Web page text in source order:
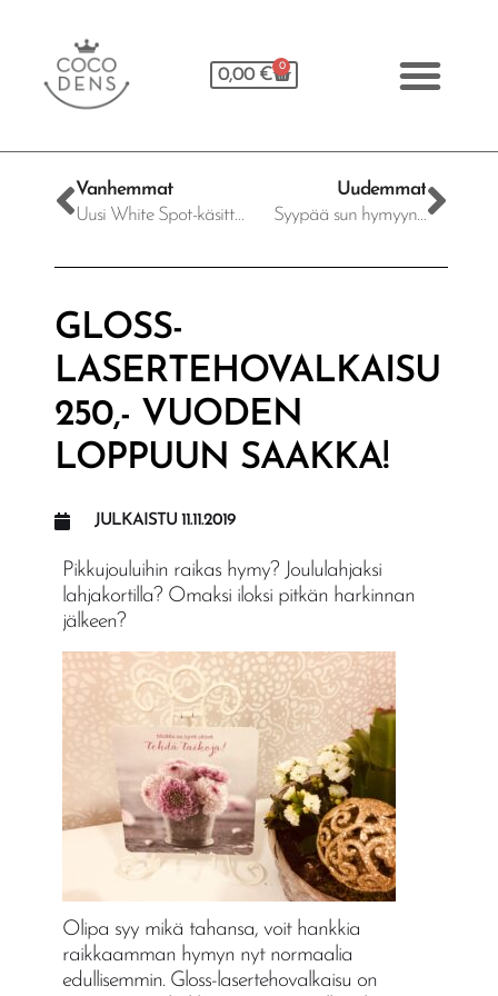
0,00 € 0
Vanhemmat
Uusi White Spot-käsittely hampaiden laikkujen hoitoon!
Uudemmat
Syypää sun hymyyn…
GLOSS-
LASERTEHOVALKAISU
250,- VUODEN
LOPPUUN SAAKKA!
JULKAISTU 11.11.2019
Pikkujouluihin raikas hymy? Joululahjaksi
lahjakortilla? Omaksi iloksi pitkän harkinnan
jälkeen?
Olipa syy mikä tahansa, voit hankkia
raikkaamman hymyn nyt normaalia
edullisemmin. Gloss-lasertehovalkaisu on